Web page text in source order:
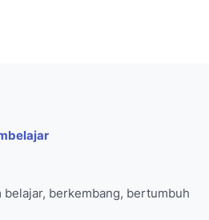
belajar, berkembang, bertumbuh